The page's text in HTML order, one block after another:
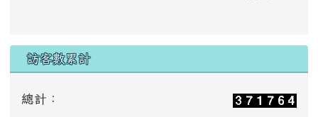
訪客數累計
總計：